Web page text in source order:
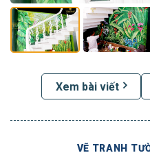
Xem bài viết
VẼ TRANH